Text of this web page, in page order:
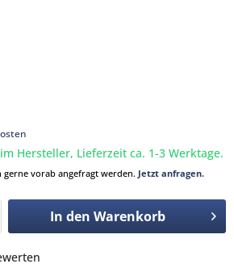
Hersteller, Lieferzeit ca. 1-3 Werktage.
vorab angefragt werden. Jetzt anfragen.
In den Warenkorb